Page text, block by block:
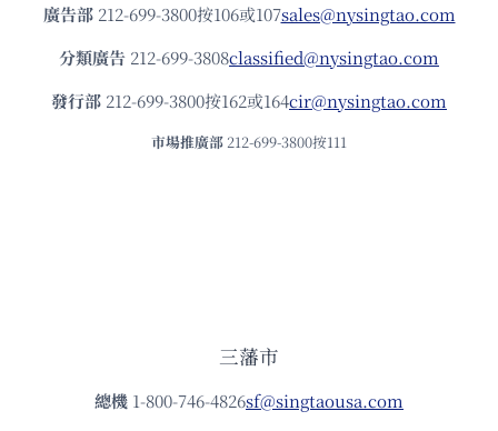
廣告部212-699-3800按106或107sales@nysingtao.com
分類廣告 212-699-3808classified@nysingtao.com
發⾏部 212-699-3800按162或164cir@nysingtao.com
市場推廣部 212-699-3800按111
三藩市
總機 1-800-746-4826sf@singtaousa.com